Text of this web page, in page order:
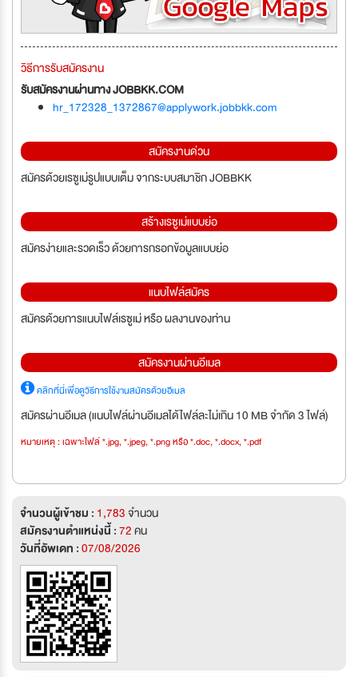
วิธีการรับสมัครงาน
รับสมัครงานผ่านทาง JOBBKK.COM
hr_172328_1372867@applywork.jobbkk.com
สมัครงานด่วน
สมัครด้วยเรซูเม่รูปแบบเต็ม จากระบบสมาชิก JOBBKK
สร้างเรซูเม่แบบย่อ
สมัครง่ายและรวดเร็ว ด้วยการกรอกข้อมูลแบบย่อ
แนบไฟล์สมัคร
สมัครด้วยการแนบไฟล์เรซูเม่ หรือ ผลงานของท่าน
สมัครงานผ่านอีเมล
คลิกที่นี่เพื่อดูวิธีการใช้งานสมัครด้วยอีเมล
สมัครผ่านอีเมล (แนบไฟล์ผ่านอีเมลได้ไฟล์ละไม่เกิน 10 MB จำกัด 3 ไฟล์)
หมายเหตุ : เฉพาะไฟล์ *.jpg, *.jpeg, *.png หรือ *.doc, *.docx, *.pdf
จำนวนผู้เข้าชม : 1,783จำนวน
สมัครงานตำแหน่งนี้ :72คน
วันที่อัพเดท :07/08/2026